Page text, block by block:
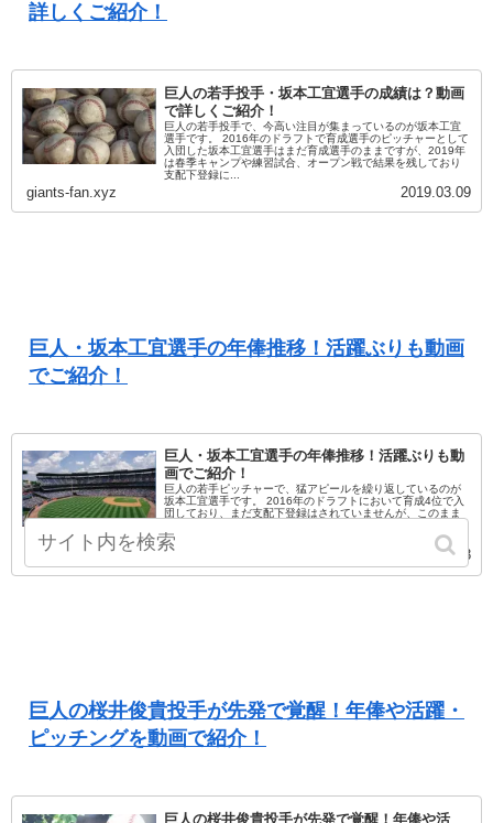
詳しくご紹介！
巨人の若手投手・坂本工宜選手の成績は？動画
で詳しくご紹介！
巨人の若手投手で、今高い注目が集まっているのが坂本工宜
選手です。 2016年のドラフトで育成選手のピッチャーとして
入団した坂本工宜選手はまだ育成選手のままですが、2019年
は春季キャンプや練習試合、オープン戦で結果を残しており
支配下登録に...
giants-fan.xyz 2019.03.09
巨人・坂本工宜選手の年俸推移！活躍ぶりも動画
でご紹介！
巨人・坂本工宜選手の年俸推移！活躍ぶりも動
画でご紹介！
巨人の若手ピッチャーで、猛アピールを繰り返しているのが
坂本工宜選手です。 2016年のドラフトにおいて育成4位で入
団しており、まだ支配下登録はされていませんが、このまま
も期待できます...
giants-fan.xyz 2019.03.08
巨人の桜井俊貴投手が先発で覚醒！年俸や活躍・
ピッチングを動画で紹介！
巨人の桜井俊貴投手が先発で覚醒！年俸や活